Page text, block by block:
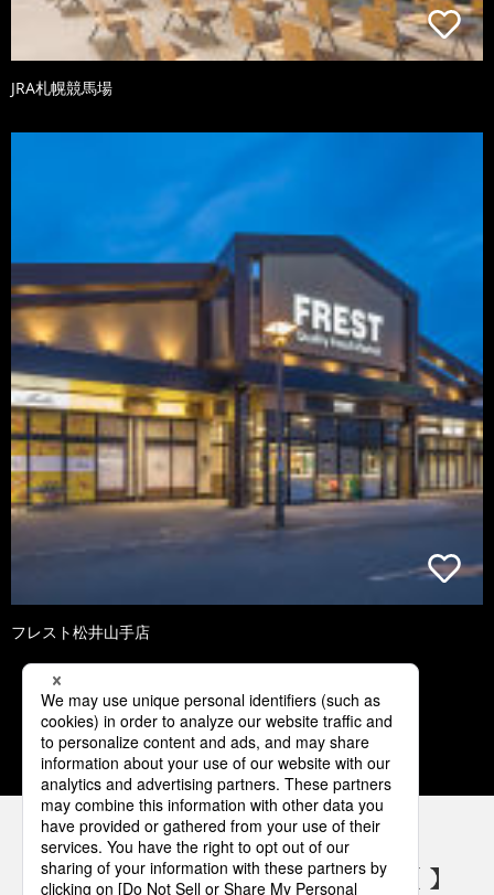
JRA札幌競馬場
フレスト松井山手店
3 4 5 6 7
パナソニックの電気設備 SNSアカウント